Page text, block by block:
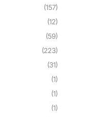
(157)
(12)
(59)
(223)
(31)
(1)
(1)
(1)